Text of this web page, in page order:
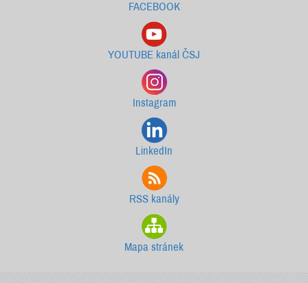
FACEBOOK
YOUTUBE kanál ČSJ
Instagram
LinkedIn
RSS kanály
Mapa stránek